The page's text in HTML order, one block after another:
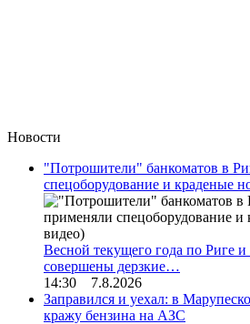
Новости
"Потрошители" банкоматов в
спецоборудование и краденые
Весной текущего года по Риге
совершены дерзкие…
14:30 7.8.2026
Заправился и уехал: в
кражу бензина на АЗС